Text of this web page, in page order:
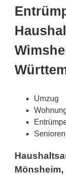
Umzug